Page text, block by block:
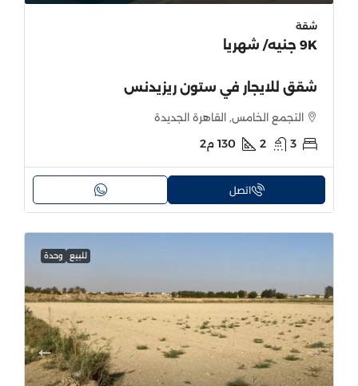
شقة
9K جنيه / شهريا
شقق للايجار في ستون ريزيدنس
التجمع الخامس, القاهرة الجديدة
3
2
130 م2
اتصل
للبيع وحدة